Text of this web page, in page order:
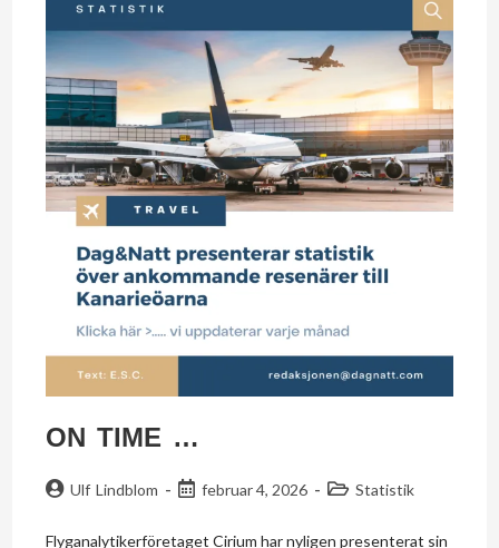
ON TIME …
Ulf Lindblom februar 4, 2026 Statistik
Flyganalytikerföretaget Cirium har nyligen presenterat sin